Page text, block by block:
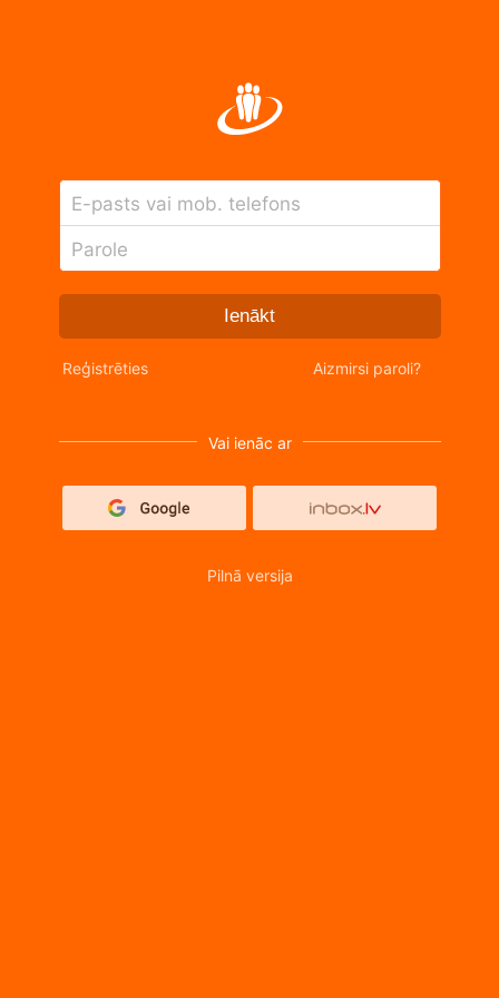
E-pasts vai mob. telefons
Parole
Ienākt
Reģistrēties Aizmirsi paroli?
Vai ienāc ar
Pilnā versija